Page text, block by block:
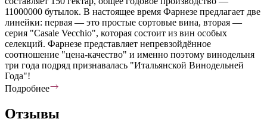
11000000 бутылок. В настоящее время Фарнезе предлагает две
линейки: первая — это простые сортовые вина, вторая —
серия "Casale Vecchio", которая состоит из вин особых
селекций. Фарнезе представляет непревзойдённое
соотношение "цена-качество" и именно поэтому винодельня
три года подряд признавалась "Итальянской Винодельней
Года"!
Подробнее
Отзывы